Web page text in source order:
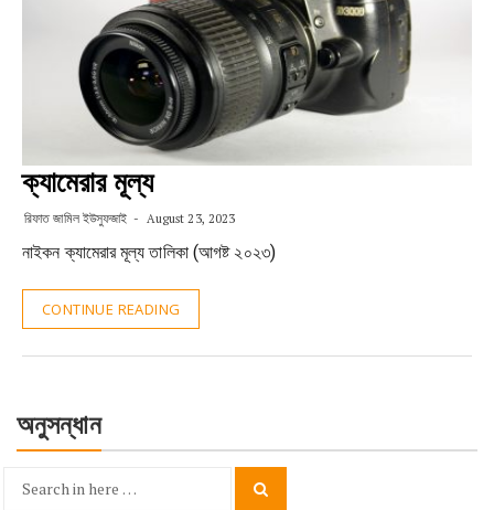
ক্যামেরার মূল্য
রিফাত জামিল ইউসুফজাই August 23, 2023
নাইকন ক্যামেরার মূল্য তালিকা (আগষ্ট ২০২৩)
CONTINUE READING
অনুসন্ধান
Search